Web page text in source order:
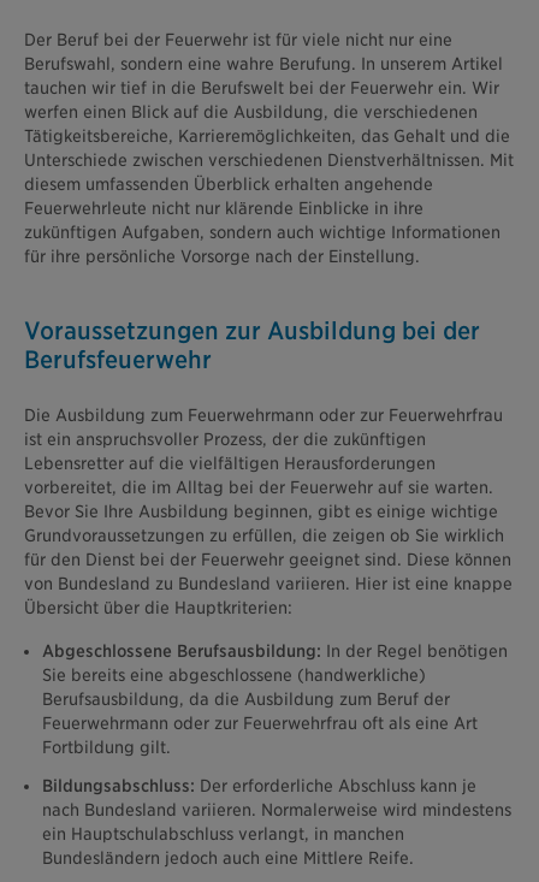
Der Beruf bei der Feuerwehr ist für viele nicht nur eine
Berufswahl, sondern eine wahre Berufung. In unserem Artikel
tauchen wir tief in die Berufswelt bei der Feuerwehr ein. Wir
werfen einen Blick auf die Ausbildung, die verschiedenen
Tätigkeitsbereiche, Karrieremöglichkeiten, das Gehalt und die
Unterschiede zwischen verschiedenen Dienstverhältnissen. Mit
diesem umfassenden Überblick erhalten angehende
Feuerwehrleute nicht nur klärende Einblicke in ihre
zukünftigen Aufgaben, sondern auch wichtige Informationen
für ihre persönliche Vorsorge nach der Einstellung.
Voraussetzungen zur Ausbildung bei der
Berufsfeuerwehr
Die Ausbildung zum Feuerwehrmann oder zur Feuerwehrfrau
ist ein anspruchsvoller Prozess, der die zukünftigen
Lebensretter auf die vielfältigen Herausforderungen
vorbereitet, die im Alltag bei der Feuerwehr auf sie warten.
Bevor Sie Ihre Ausbildung beginnen, gibt es einige wichtige
Grundvoraussetzungen zu erfüllen, die zeigen ob Sie wirklich
für den Dienst bei der Feuerwehr geeignet sind. Diese können
von Bundesland zu Bundesland variieren. Hier ist eine knappe
Übersicht über die Hauptkriterien:
Abgeschlossene Berufsausbildung: In der Regel benötigen
Sie bereits eine abgeschlossene (handwerkliche)
Berufsausbildung, da die Ausbildung zum Beruf der
Feuerwehrmann oder zur Feuerwehrfrau oft als eine Art
Fortbildung gilt.
Bildungsabschluss: Der erforderliche Abschluss kann je
nach Bundesland variieren. Normalerweise wird mindestens
ein Hauptschulabschluss verlangt, in manchen
Bundesländern jedoch auch eine Mittlere Reife.